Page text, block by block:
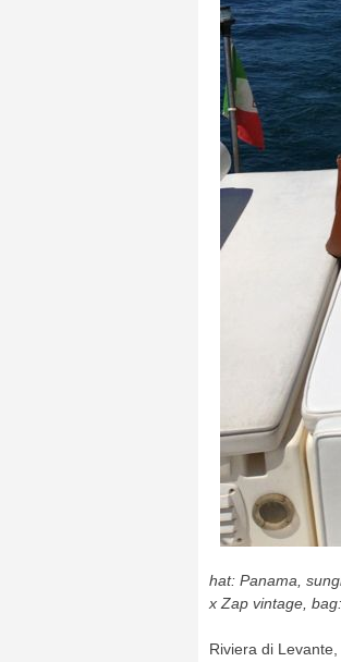
hat: Panama,
x Zap vintage,
Riviera di